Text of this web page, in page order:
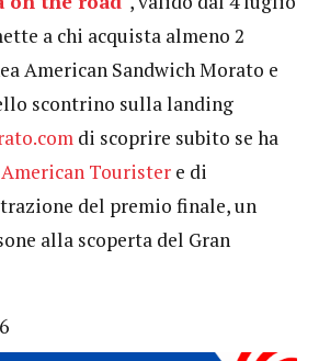
a chi acquista almeno 2
American Sandwich Morato e
scontrino sulla landing
di scoprire subito se ha
American Tourister e di
del premio finale, un
alla scoperta del Gran